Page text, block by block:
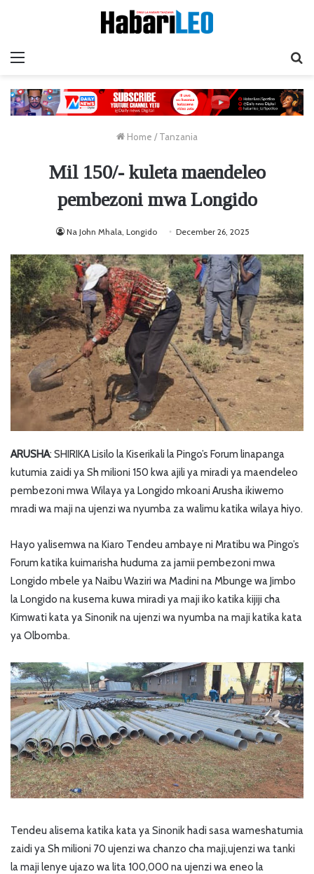
Home / Tanzania
Mil 150/- kuleta maendeleo
pembezoni mwa Longido
Na John Mhala, Longido December 26, 2025
ARUSHA: SHIRIKA Lisilo la Kiserikali la Pingo’s Forum linapanga
kutumia zaidi ya Sh milioni 150 kwa ajili ya miradi ya maendeleo
pembezoni mwa Wilaya ya Longido mkoani Arusha ikiwemo
mradi wa maji na ujenzi wa nyumba za walimu katika wilaya hiyo.
Hayo yalisemwa na Kiaro Tendeu ambaye ni Mratibu wa Pingo’s
Forum katika kuimarisha huduma za jamii pembezoni mwa
Longido mbele ya Naibu Waziri wa Madini na Mbunge wa Jimbo
la Longido na kusema kuwa miradi ya maji iko katika kijiji cha
Kimwati kata ya Sinonik na ujenzi wa nyumba na maji katika kata
ya Olbomba.
Tendeu alisema katika kata ya Sinonik hadi sasa wameshatumia
zaidi ya Sh milioni 70 ujenzi wa chanzo cha maji,ujenzi wa tanki
la maji lenye ujazo wa lita 100,000 na ujenzi wa eneo la